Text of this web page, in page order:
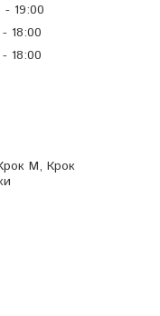
19:00
18:00
18:00
М, Крок